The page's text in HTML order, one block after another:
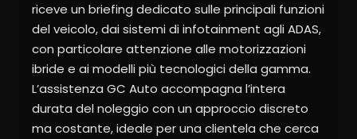
riceve un briefing dedicato sulle principali funzioni
del veicolo, dai sistemi di infotainment agli ADAS,
con particolare attenzione alle motorizzazioni
ibride e ai modelli più tecnologici della gamma.
L’assistenza GC Auto accompagna l’intera
durata del noleggio con un approccio discreto
ma costante, ideale per una clientela che cerca